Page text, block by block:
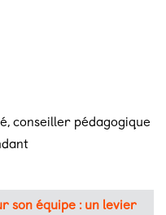
conseiller pédagogique
son équipe : un levier